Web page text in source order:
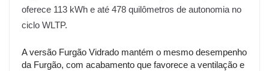
oferece 113 kWh e até 478 quilômetros de autonomia no
ciclo WLTP.
A versão Furgão Vidrado mantém o mesmo desempenho
da Furgão, com acabamento que favorece a ventilação e